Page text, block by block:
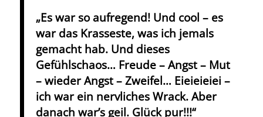
„Es war so aufregend! Und cool – es
war das Krasseste, was ich jemals
gemacht hab. Und dieses
Gefühlschaos… Freude – Angst – Mut
– wieder Angst – Zweifel… Eieieieiei –
ich war ein nervliches Wrack. Aber
danach war’s geil. Glück pur!!!“